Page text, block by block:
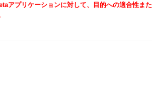
taアプリケーショ ンに対して、 目的への適合性また